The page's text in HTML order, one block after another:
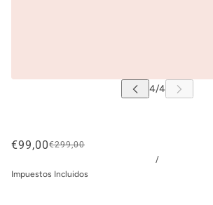
€99,00€299,00
/
Impuestos Incluidos